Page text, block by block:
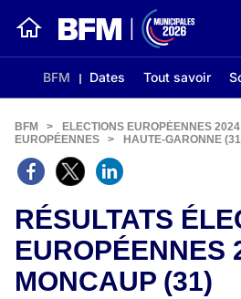
BFM Dates Tout savoir
BFM > ELECTIONS EUROPÉENNES 2024
EUROPÉENNES
> HAUTE-GARONNE
RÉSULTATS
EUROPÉENNES
MONCAUP (31)